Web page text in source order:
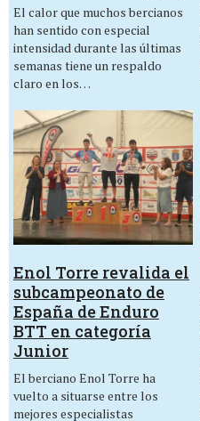
El calor que muchos bercianos
han sentido con especial
intensidad durante las últimas
semanas tiene un respaldo
claro en los…
Enol Torre revalida el
subcampeonato de
España de Enduro
BTT en categoría
Junior
El berciano Enol Torre ha
vuelto a situarse entre los
mejores especialistas